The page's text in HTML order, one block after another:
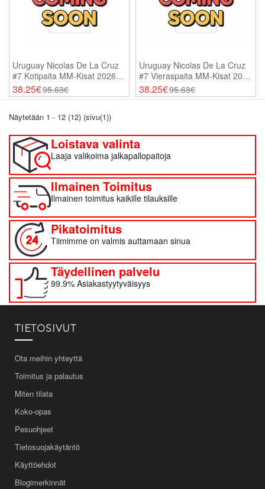
Uruguay Nicolas De La Cruz
#7 Kotipaita MM-Kisat 2026
Lyhythihainen
38.25€95.63€
Uruguay Nicolas De La Cruz
#7 Vieraspaita MM-Kisat 2026
Lyhythihainen
38.25€95.63€
Näytetään 1 - 12 (12) (sivu(1))
Loistava valinta
Laaja valikoima jalkapallopaitoja
Ilmainen Toimitus
Ilmainen toimitus kaikille tilauksille
Pikatoimitus
Tiimimme on valmis auttamaan sinua
Täydellinen palvelu
99.9% Asiakastyytyväisyys
TIETOSIVUT
Ota meihin yhteyttä
Toimitus ja palautus
Miten tilata
Koko-opas
Pesuohjeet
Tietosuojakäytäntö
Käyttöehdot
Blogimerkinnät